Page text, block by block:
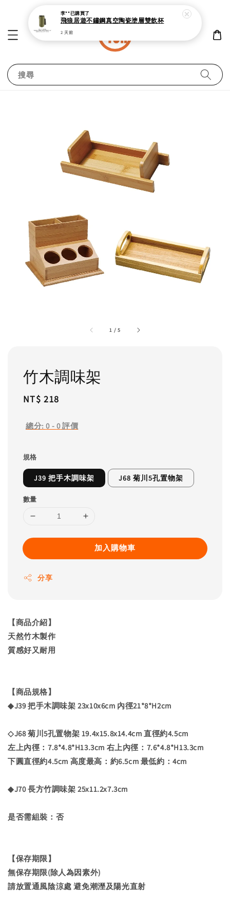
搜尋
1 /5
竹木調味架
Regular
NT$ 218
總分:0 - 0評價
規格
J39 把手木調味架 J68 菊川5孔置物架
數量
加入購物車
分享
【商品介紹】
天然竹木製作
質感好又耐用
【商品規格】
◆J39 把手木調味架 23x10x6cm 內徑21*8*H2cm
◇J68 菊川5孔置物架 19.4x15.8x14.4cm 直徑約4.5cm
左上內徑：7.8*4.8*H13.3cm 右上內徑：7.6*4.8*H13.3cm
下圓直徑約4.5cm 高度最高：約6.5cm 最低約：4cm
◆J70 長方竹調味架 25x11.2x7.3cm
是否需組裝：否
【保存期限】
無保存期限(除人為因素外)
請放置通風陰涼處 避免潮溼及陽光直射
李**已購買了
飛狼居遊不鏽鋼真空陶瓷塗層雙飲杯
2 天前